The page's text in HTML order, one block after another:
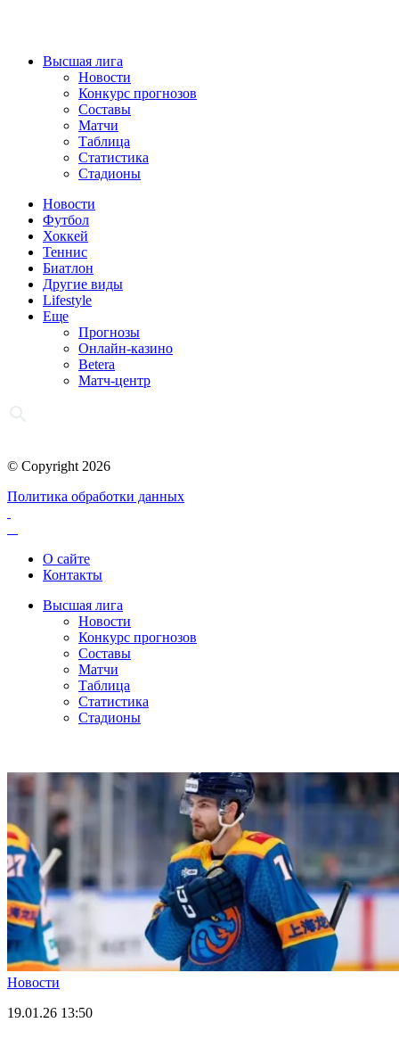
Высшая лига
Новости
Конкурс прогнозов
Составы
Матчи
Таблица
Статистика
Стадионы
Новости
Футбол
Хоккей
Теннис
Биатлон
Другие виды
Lifestyle
Еще
Прогнозы
Онлайн-казино
Betera
Матч-центр
© Copyright 2026
Политика обработки данных
О сайте
Контакты
Высшая лига
Новости
Конкурс прогнозов
Составы
Матчи
Таблица
Статистика
Стадионы
Новости
19.01.26 13:50